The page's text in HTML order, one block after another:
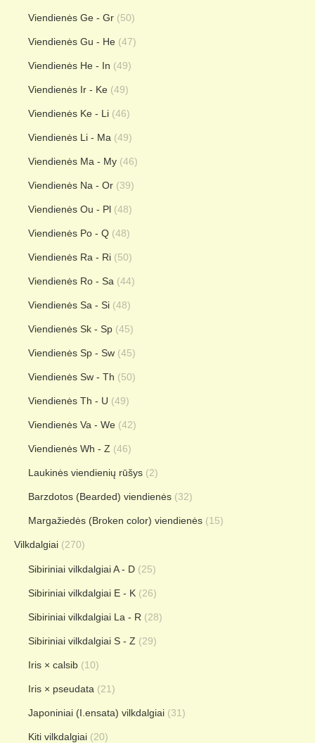
Viendienės Ge - Gr (50)
Viendienės Gu - He (47)
Viendienės He - In (49)
Viendienės Ir - Ke (49)
Viendienės Ke - Li (46)
Viendienės Li - Ma (49)
Viendienės Ma - My (46)
Viendienės Na - Or (39)
Viendienės Ou - Pl (48)
Viendienės Po - Q (48)
Viendienės Ra - Ri (50)
Viendienės Ro - Sa (44)
Viendienės Sa - Si (48)
Viendienės Sk - Sp (45)
Viendienės Sp - Sw (45)
Viendienės Sw - Th (50)
Viendienės Th - U (49)
Viendienės Va - We (42)
Viendienės Wh - Z (46)
Laukinės viendienių rūšys (2)
Barzdotos (Bearded) viendienės (32)
Margažiedės (Broken color) viendienės (15)
Vilkdalgiai (270)
Sibiriniai vilkdalgiai A - D (25)
Sibiriniai vilkdalgiai E - K (26)
Sibiriniai vilkdalgiai La - R (28)
Sibiriniai vilkdalgiai S - Z (29)
Iris × calsib (10)
Iris × pseudata (21)
Japoniniai (I.ensata) vilkdalgiai (31)
Kiti vilkdalgiai (20)